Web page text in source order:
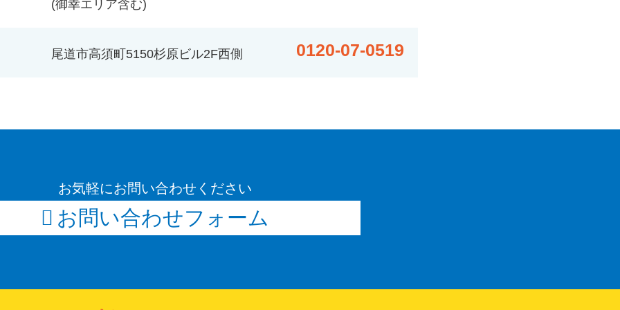
(御幸エリア含む)
尾道市高須町5150杉原ビル2F西側 0120-07-0519
お気軽にお問い合わせください
お問い合わせフォーム